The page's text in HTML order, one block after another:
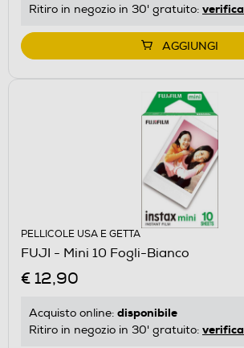
Ritiro in negozio in 30' gratuito: verifica
AGGIUNGI
PELLICOLE USA E GETTA
FUJI - Mini 10 Fogli-Bianco
€ 12,90
Acquisto online: disponibile
Ritiro in negozio in 30' gratuito: verifica